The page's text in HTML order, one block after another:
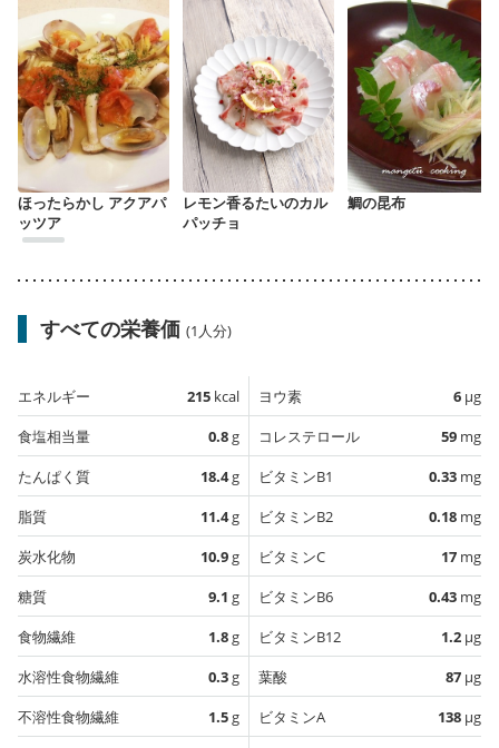
ほったらかし アクアパ
ッツア
レモン香るたいのカル
パッチョ
鯛の昆布
すべての栄養価 (1人分)
エネルギー 215 kcal
食塩相当量
0.8g
たんぱく質
18.4g
脂質
11.4g
炭水化物
10.9g
糖質
9.1 g
食物繊維
1.8g
水溶性食物繊維
0.3g
不溶性食物繊維
1.5g
ヨウ素 6 µg
コレステロール
59 mg
ビタミンB1
0.33 mg
ビタミンB2
0.18 mg
ビタミンC
17 mg
ビタミンB6
0.43 mg
ビタミンB12
1.2 µg
葉酸
87 µg
ビタミンA
138 µg